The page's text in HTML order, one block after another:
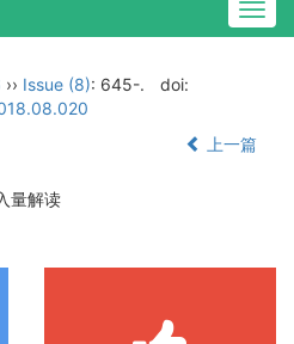
›› Issue (8): 645-.
doi:
上一篇
量解读